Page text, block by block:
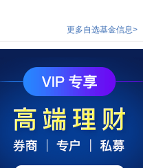
更多自选基金信息>